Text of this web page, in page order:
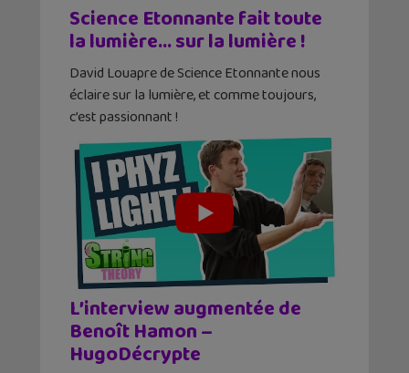
Science Etonnante fait toute
la lumière… sur la lumière !
David Louapre de Science Etonnante nous
éclaire sur la lumière, et comme toujours,
c’est passionnant !
L’interview augmentée de
Benoît Hamon –
HugoDécrypte